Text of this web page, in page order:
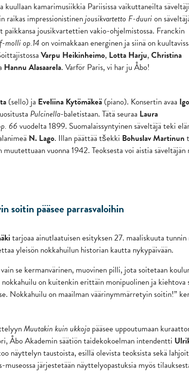
kuullaan kamarimusiikkia Pariisissa vaikuttaneilta
raikas impressionistinenjousikvartetto F-duurion
jousikvartettien vakio-ohjelmistossa. Franckin
molli op.14on voimakkaan energinen ja siinä on
Varpu Heikinheimo, Lotta Harju,Christina
Hannu Alasaarela. Varför Paris, vi har ju Åbo!
(sello) ja Eveliina Kytömäkeä (piano). Konsertin avaa
Pulcinella-baletistaan. Tätä seuraa Laura
66vuodelta 1899. Suomalaissyntyinen säveltäjä teki
N. Lago. Illan päättää tšekki Bohuslav Martinun
muutettuaan vuonna 1942. Teoksesta voi aistia
soitin pääsee parrasvaloihin
tarjoaa ainutlaatuisen esityksen 27. maaliskuuta tunnin
yleisön nokkahuilun historian kautta nykypäivään.
se kermanvärinen, muovinen pilli, jota soitetaan
on kuitenkin erittäin monipuolinen ja
Nokkahuilu on maailman väärinymmärretyin soitin!”
Muutakin kuin ukkoja pääsee uppoutumaan
Åbo Akademin säätiön taidekokoelman intendentti
näyttelyn taustoista, esillä olevista teoksista sekä
museossa järjestetään näyttelyopastuksia myös